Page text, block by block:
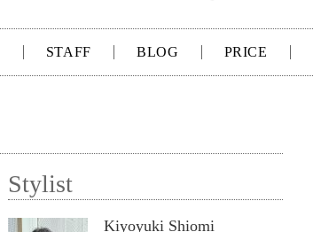
STAFF BLOG PRICE
Stylist
Kiyoyuki Shiomi